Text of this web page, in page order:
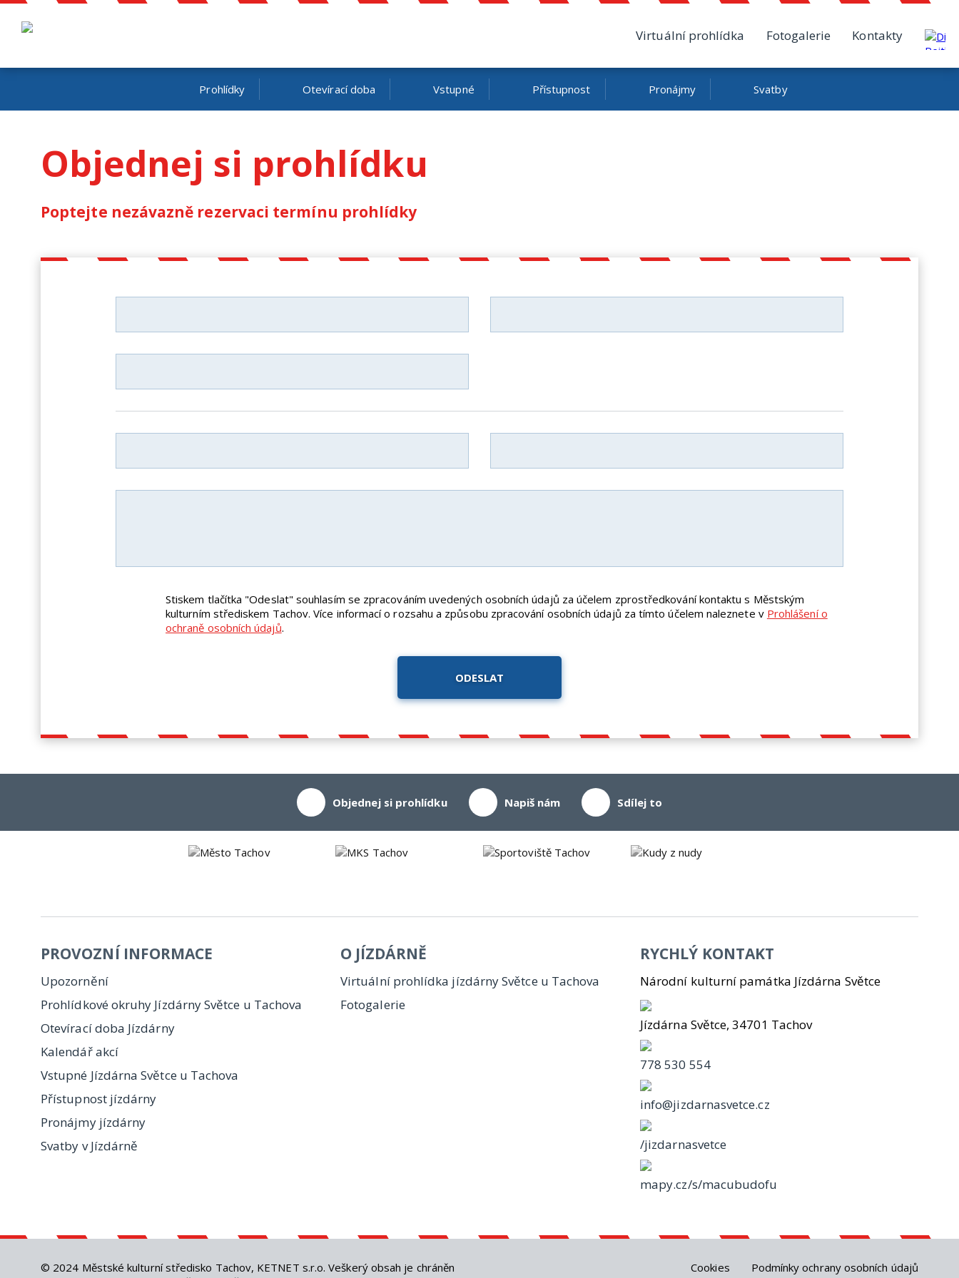
Virtuální prohlídka Fotogalerie Kontakty
Prohlídky Otevírací doba Vstupné Přístupnost Pronájmy Svatby
Objednej si prohlídku
Poptejte nezávazně rezervaci termínu prohlídky
Stiskem tlačítka "Odeslat" souhlasím se zpracováním uvedených osobních údajů za účelem zprostředkování kontaktu s Městským
kulturním střediskem Tachov. Více informací o rozsahu a způsobu zpracování osobních údajů za tímto účelem naleznete v Prohlášení o
ochraně osobních údajů.
ODESLAT
Objednej si prohlídku Napiš nám Sdílej to
PROVOZNÍ INFORMACE
Upozornění
Prohlídkové okruhy Jízdárny Světce u Tachova
Otevírací doba Jízdárny
Kalendář akcí
Vstupné Jízdárna Světce u Tachova
Přístupnost jízdárny
Pronájmy jízdárny
Svatby v Jízdárně
O JÍZDÁRNĚ
Virtuální prohlídka jízdárny Světce u Tachova
Fotogalerie
RYCHLÝ KONTAKT
Národní kulturní památka Jízdárna Světce
Jízdárna Světce, 34701 Tachov
778 530 554
info@jizdarnasvetce.cz
/jizdarnasvetce
mapy.cz/s/macubudofu
© 2024 Městské kulturní středisko Tachov, KETNET s.r.o. Veškerý obsah je chráněn
Cookies Podmínky ochrany osobních údajů